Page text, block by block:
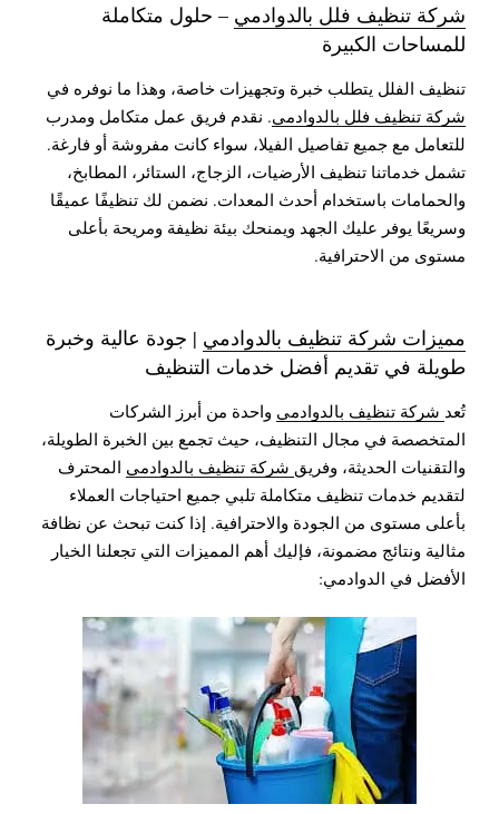
شركة تنظيف فلل بالدوادمي – حلول متكاملة
للمساحات الكبيرة
تنظيف الفلل يتطلب خبرة وتجهيزات خاصة، وهذا ما نوفره في
شركة تنظيف فلل بالدوادمي. نقدم فريق عمل متكامل ومدرب
للتعامل مع جميع تفاصيل الفيلا، سواء كانت مفروشة أو فارغة.
تشمل خدماتنا تنظيف الأرضيات، الزجاج، الستائر، المطابخ،
والحمامات باستخدام أحدث المعدات. نضمن لك تنظيفًا عميقًا
وسريعًا يوفر عليك الجهد ويمنحك بيئة نظيفة ومريحة بأعلى
مستوى من الاحترافية.
مميزات شركة تنظيف بالدوادمي | جودة عالية وخبرة
طويلة في تقديم أفضل خدمات التنظيف
تُعد شركة تنظيف بالدوادمي واحدة من أبرز الشركات
المتخصصة في مجال التنظيف، حيث تجمع بين الخبرة الطويلة،
والتقنيات الحديثة، وفريق شركة تنظيف بالدوادمي المحترف
لتقديم خدمات تنظيف متكاملة تلبي جميع احتياجات العملاء
بأعلى مستوى من الجودة والاحترافية. إذا كنت تبحث عن نظافة
مثالية ونتائج مضمونة، فإليك أهم المميزات التي تجعلنا الخيار
الأفضل في الدوادمي: